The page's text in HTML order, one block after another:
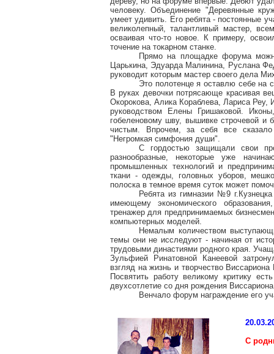
человеку. Объединение "Деревянные
умеет удивить. Его ребята - постоянные
великолепный, талантливый мастер,
осваивая что-то новое. К примеру,
точение на токарном станке.
Прямо на площадке форума
Царькина, Эдуарда Малинина, Руслана
руководит которым мастер своего дела
Это полотенце я оставлю себе на
В руках девочки потрясающе красивая
Окорокова, Алика Кораблева, Лариса Реу,
руководством Елены Гришаковой.
гобеленовому шву, вышивке строчевой
чистым. Впрочем, за себя все сказало
"Негромкая симфония души".
С гордостью защищали свои
разнообразные, некоторые уже
промышленных технологий и
ткани - одежды, головных уборов,
полоска в темное время суток может
Ребята из гимназии №9
имеющему экономического
тренажер для предпринимаемых
компьютерных моделей.
Немалым количеством
темы они не исследуют - начиная от
трудовыми династиями родного края.
Зульфией Ринатовной Канеевой
взгляд на жизнь и творчество
Посвятить работу великому критику
двухсотлетие со дня рождения Виссариона
Венчало форум награждение его
С